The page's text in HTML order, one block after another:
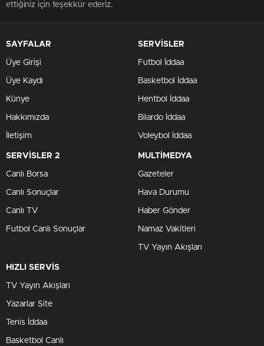
ettiğiniz için teşekkür ederiz.
SAYFALAR
Üye Girişi
Üye Kaydı
Künye
Hakkımızda
İletişim
SERVİSLER
Futbol İddaa
Basketbol İddaa
Hentbol İddaa
Bilardo İddaa
Voleybol İddaa
SERVİSLER 2
Canlı Borsa
Canlı Sonuçlar
Canlı TV
Futbol Canlı Sonuçlar
MULTİMEDYA
Gazeteler
Hava Durumu
Haber Gönder
Namaz Vakitleri
TV Yayın Akışları
HIZLI SERVİS
TV Yayın Akışları
Yazarlar Site
Tenis İddaa
Basketbol Canlı